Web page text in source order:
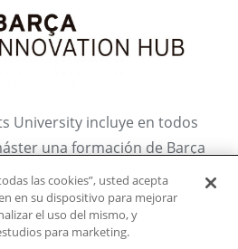
University incluye en todos
una formación de Barça
al campo de conocimiento
en Fisioterapia del
las cookies”, usted acepta
en su dispositivo para mejorar
el uso del mismo, y
para marketing.